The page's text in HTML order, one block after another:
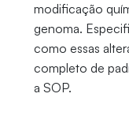
modificação
genoma.
como essas
completo de
a SOP.